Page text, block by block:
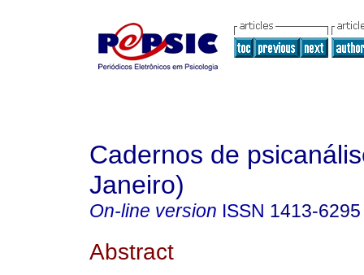
Cadernos de
Janeiro)
On-line version ISSN 1413-6295
Abstract